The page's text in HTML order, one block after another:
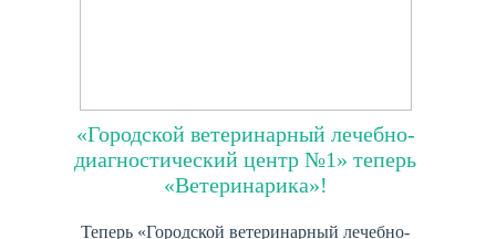
«Городской ветеринарный лечебно-
диагностический центр №1» теперь
«Ветеринарика»!
Теперь «Городской ветеринарный лечебно-